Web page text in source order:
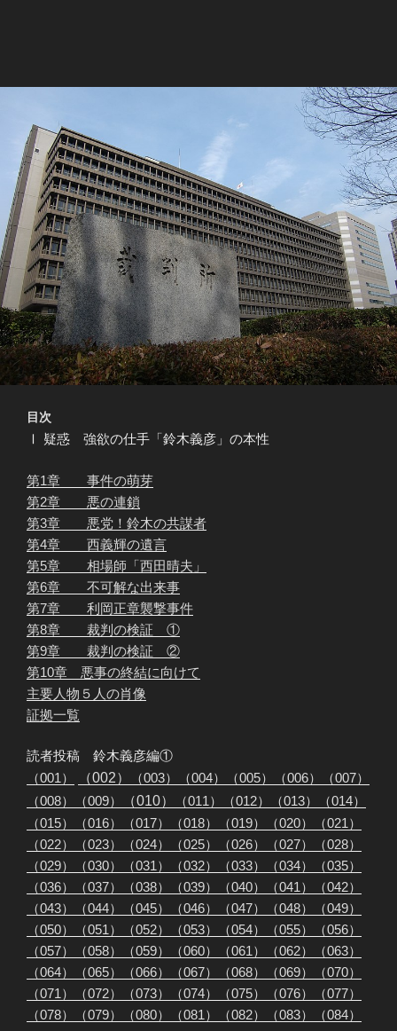
目次
Ⅰ 疑惑 強欲の仕手「鈴木義彦」の本性
第1章 事件の萌芽
第2章 悪の連鎖
第3章 悪党！鈴木の共謀者
第4章 西義輝の遺言
第5章 相場師「西田晴夫」
第6章 不可解な出来事
第7章 利岡正章襲撃事件
第8章 裁判の検証 ①
第9章 裁判の検証 ②
第10章 悪事の終結に向けて
主要人物５人の肖像
証拠一覧
読者投稿 鈴木義彦編①
（001）
（002） （003） （004） （005） （006）
（007）
（008）
（009） （010） （011） （012） （013）
（014）
（015）
（016） （017） （018） （019） （020）
（021）
（022）
（023） （024） （025） （026） （027）
（028）
（029）
（030） （031） （032） （033） （034）
（035）
（036）
（037） （038） （039） （040） （041）
（042）
（043）
（044） （045） （046） （047） （048）
（049）
（050）
（051） （052） （053） （054） （055）
（056）
（057）
（058） （059） （060） （061） （062）
（063）
（064）
（065） （066） （067） （068） （069）
（070）
（071）
（072） （073） （074） （075） （076）
（077）
（078）
（079） （080） （081） （082） （083）
（084）